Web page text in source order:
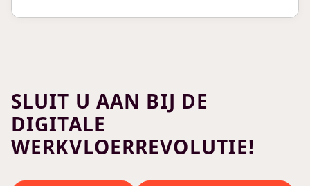
SLUIT U AAN BIJ DE
DIGITALE
WERKVLOERREVOLUTIE!